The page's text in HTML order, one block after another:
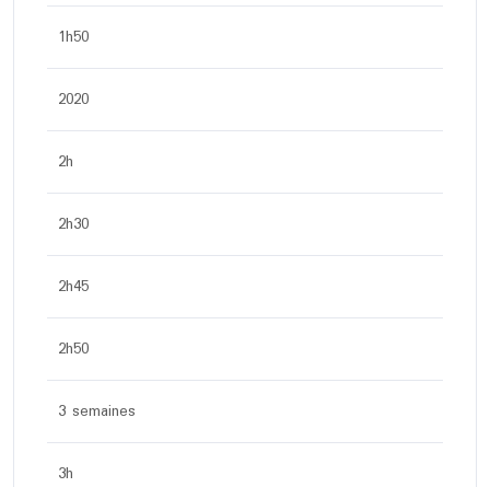
1h50
2020
2h
2h30
2h45
2h50
3 semaines
3h